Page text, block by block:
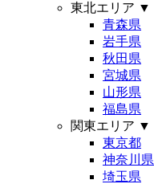
東北エリア ▼
青森県
岩手県
秋田県
宮城県
山形県
福島県
関東エリア ▼
東京都
神奈川県
埼玉県